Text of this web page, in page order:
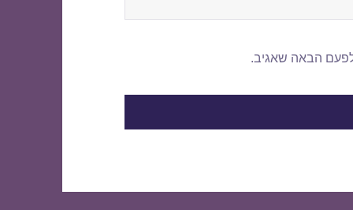
הבאה שאגיב.